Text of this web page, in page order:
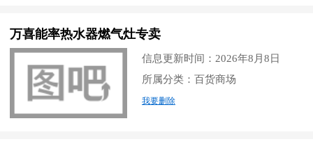
万喜能率热水器燃气灶专卖
信息更新时间：2026年8月8日
所属分类：百货商场
我要删除